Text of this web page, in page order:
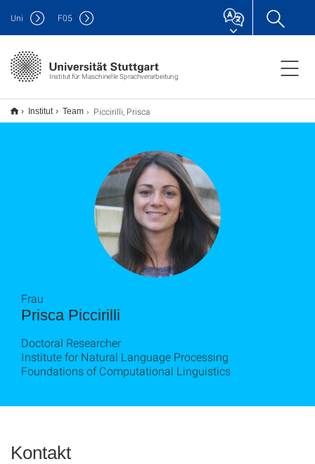
Institut für Maschinelle Sprachverarbeitung
Uni F05
Institut Team Piccirilli, Prisca
Prisca Piccirilli
Frau
Doctoral Researcher
Institute for Natural Language Processing
Foundations of Computational Linguistics
Kontakt